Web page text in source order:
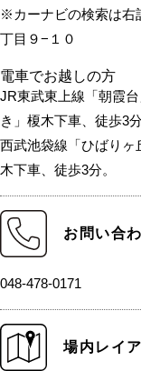
※カーナビの検索は右
丁目９−１０
電車でお越しの方
JR東武東上線「朝霞
き」榎木下車、徒歩3分
西武池袋線「ひばりヶ
木下車、徒歩3分。
お問い合
048-478-0171
場内レイ